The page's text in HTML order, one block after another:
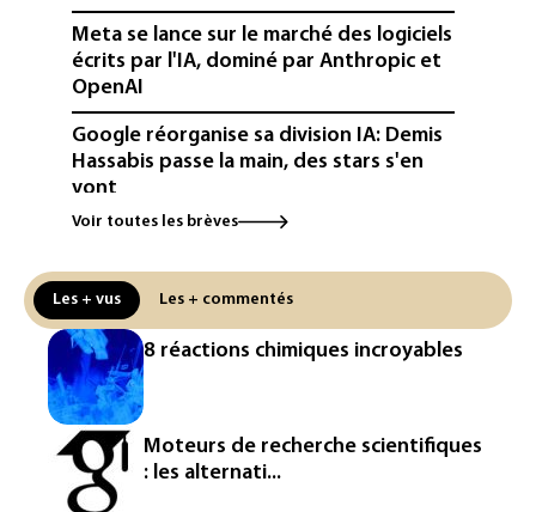
Meta se lance sur le marché des logiciels
écrits par l'IA, dominé par Anthropic et
OpenAI
Google réorganise sa division IA: Demis
Hassabis passe la main, des stars s'en
vont
Colombie: un bébé hippopotame
meurt malgré les soins
Éclipse: une baisse temporaire de la
production d'électricité solaire
attendue en Europe
L'Autriche bat son record absolu de
chaleur pour le deuxième jour d'affilée
Voir toutes les brèves
Les + vus Les + commentés
8 réactions chimiques incroyables
Moteurs de recherche scientifiques
: les alternati...